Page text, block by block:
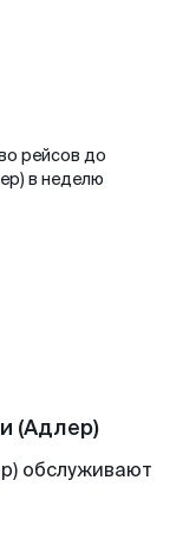
рейсов до
в неделю
(Адлер)
обслуживают